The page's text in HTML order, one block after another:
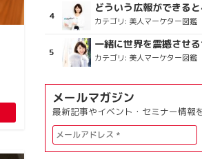
カテゴリ: 美人マーケター図鑑
カテゴリ: 美人マーケター図鑑
メールマガジン
最新記事やイベント・セミナー情報